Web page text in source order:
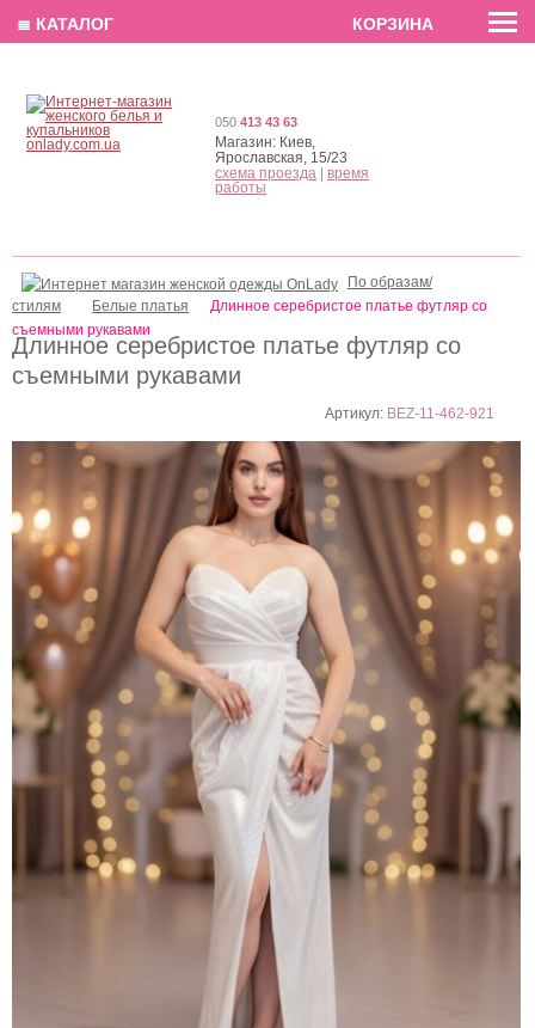
EN РУС
Длинное серебристое платье футляр со
съемными рукавами
Артикул: BEZ-11-462-921
По образам/
стилям
Белые платья
Длинное серебристое платье футляр со
съемными рукавами
050 413 43 63
Магазин: Киев,
Ярославская, 15/23
схема проезда
время
работы
≣ КАТАЛОГ КОРЗИНА